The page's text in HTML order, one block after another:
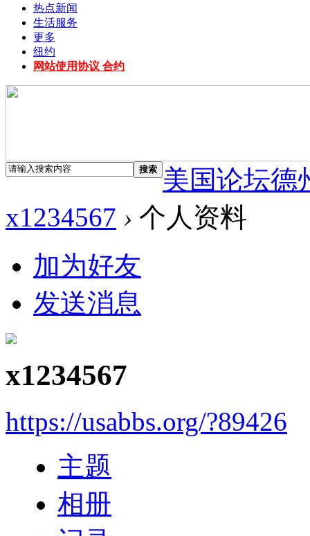
热点新闻
生活服务
更多
纽约
网站使用协议 合约
搜索
美国论坛德
x1234567 › 个人资料
加为好友
发送消息
x1234567
https://usabbs.org/?89426
主题
相册